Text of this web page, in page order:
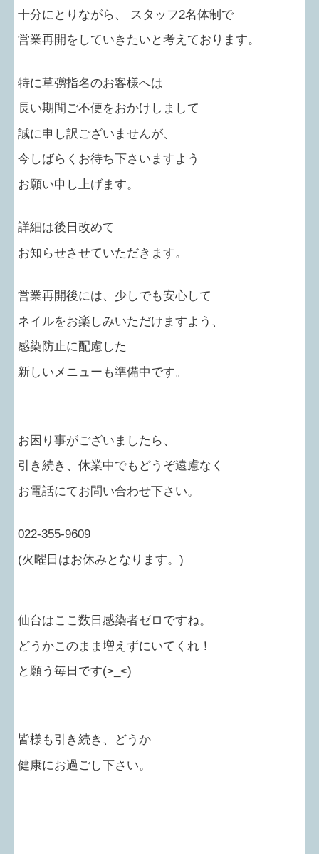
十分にとりながら、
スタッフ2名体制で
営業再開をしていきたいと考えております。
特に草彅指名のお客様へは
長い期間ご不便をおかけしまして
誠に申し訳ございませんが、
今しばらくお待ち下さいますよう
お願い申し上げます。
詳細は後日改めて
お知らせさせていただきます。
営業再開後には、少しでも安心して
ネイルをお楽しみいただけますよう、
感染防止に配慮した
新しいメニューも準備中です。
お困り事がございましたら、
引き続き、休業中でもどうぞ遠慮なく
お電話にてお問い合わせ下さい。
022-355-9609
(火曜日はお休みとなります。 )
仙台はここ数日感染者ゼロですね。
どうかこのまま増えずにいてくれ！
と願う毎日です(>_<)
皆様も引き続き、どうか
健康にお過ごし下さい。